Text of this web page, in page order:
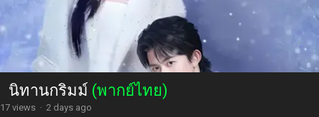
นิทานกริมม์ (พากย์ไทย)
17 views · 2 days ago